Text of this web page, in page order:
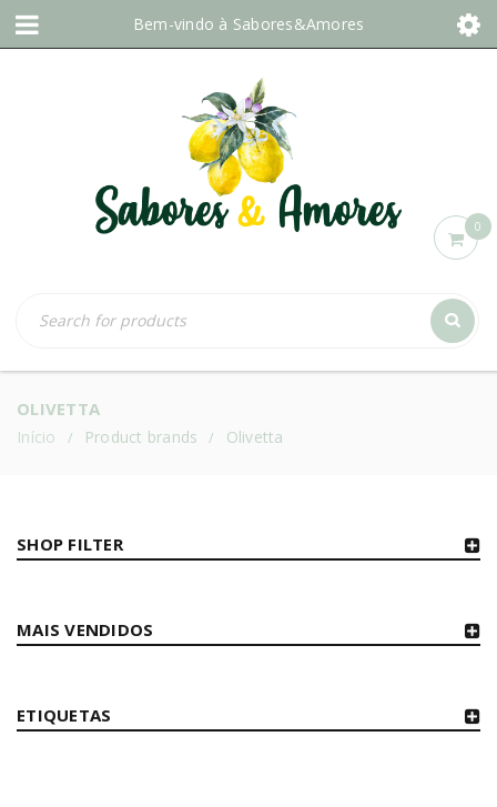
Bem-vindo à Sabores&Amores
0
OLIVETTA
Início / Product brands / Olivetta
SHOP FILTER
MAIS VENDIDOS
ETIQUETAS